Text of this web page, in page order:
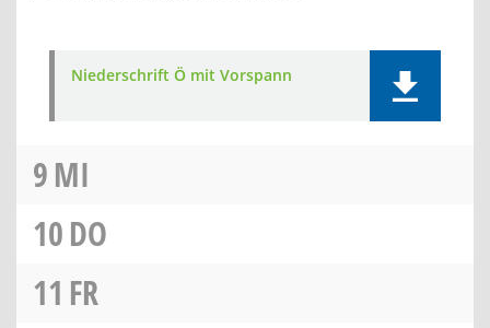
Niederschrift Ö mit Vorspann
9MI
10DO
11 FR